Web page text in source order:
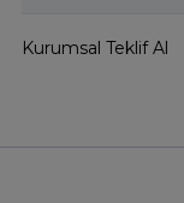
Kurumsal Teklif Al